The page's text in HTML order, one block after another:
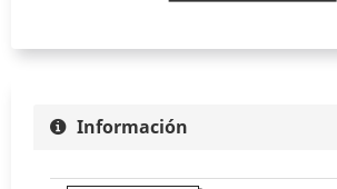
Información